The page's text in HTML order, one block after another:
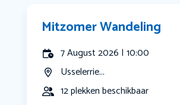
Mitzomer Wandeling
7 August 2026 | 10:00
Usselerrie...
12 plekken beschikbaar